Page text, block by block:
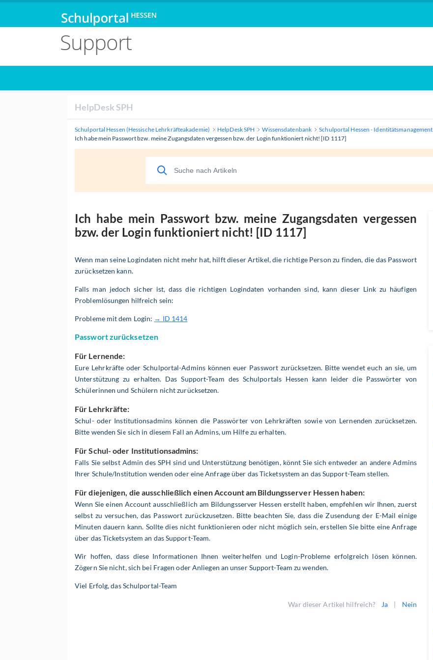
Support
HelpDesk SPH
Schulportal Hessen (Hessische Lehrkräfteakademie) HelpDesk SPH Wissensdatenbank Schulportal Hessen - Identitätsmanagement
Ich habe mein Passwort bzw. meine Zugangsdaten vergessen bzw. der Login funktioniert nicht! [ID 1117]
Ich habe mein Passwort bzw. meine Zugangsdaten vergessen
bzw. der Login funktioniert nicht! [ID 1117]
Wenn man seine Logindaten nicht mehr hat, hilft dieser Artikel, die richtige Person zu finden, die das Passwort
zurücksetzen kann.
Falls man jedoch sicher ist, dass die richtigen Logindaten vorhanden sind, kann dieser Link zu häufigen
Problemlösungen hilfreich sein:
Probleme mit dem Login: → ID 1414
Passwort zurücksetzen
Für Lernende:
Eure Lehrkräfte oder Schulportal-Admins können euer Passwort zurücksetzen. Bitte wendet euch an sie, um
Unterstützung zu erhalten. Das Support-Team des Schulportals Hessen kann leider die Passwörter von
Schülerinnen und Schülern nicht zurücksetzen.
Für Lehrkräfte:
Schul- oder Institutionsadmins können die Passwörter von Lehrkräften sowie von Lernenden zurücksetzen.
Bitte wenden Sie sich in diesem Fall an Admins, um Hilfe zu erhalten.
Für Schul- oder Institutionsadmins:
Falls Sie selbst Admin des SPH sind und Unterstützung benötigen, könnt Sie sich entweder an andere Admins
Ihrer Schule/Institution wenden oder eine Anfrage über das Ticketsystem an das Support-Team stellen.
Für diejenigen, die ausschließlich einen Account am Bildungsserver Hessen haben:
Wenn Sie einen Account ausschließlich am Bildungsserver Hessen erstellt haben, empfehlen wir Ihnen, zuerst
selbst zu versuchen, das Passwort zurückzusetzen. Bitte beachten Sie, dass die Zusendung der E-Mail einige
Minuten dauern kann. Sollte dies nicht funktionieren oder nicht möglich sein, erstellen Sie bitte eine Anfrage
über das Ticketsystem an das Support-Team.
Wir hoffen, dass diese Informationen Ihnen weiterhelfen und Login-Probleme erfolgreich lösen können.
Zögern Sie nicht, sich bei Fragen oder Anliegen an unser Support-Team zu wenden.
Viel Erfolg, das Schulportal-Team
War dieser Artikel hilfreich? Ja | Nein